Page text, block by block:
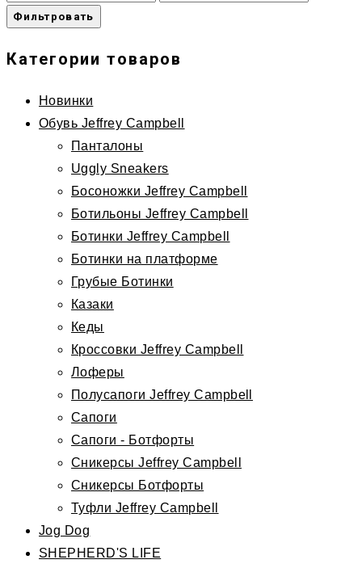
Фильтровать
Категории товаров
Новинки
Обувь Jeffrey Campbell
Панталоны
Uggly Sneakers
Босоножки Jeffrey Campbell
Ботильоны Jeffrey Campbell
Ботинки Jeffrey Campbell
Ботинки на платформе
Грубые Ботинки
Казаки
Кеды
Кроссовки Jeffrey Campbell
Лоферы
Полусапоги Jeffrey Campbell
Сапоги
Сапоги - Ботфорты
Сникерсы Jeffrey Campbell
Сникерсы Ботфорты
Туфли Jeffrey Campbell
Jog Dog
SHEPHERD'S LIFE